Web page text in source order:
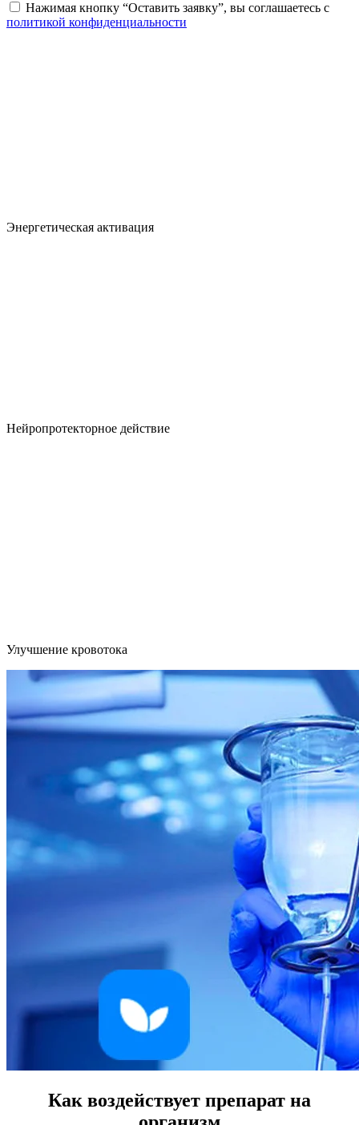
Нажимая кнопку “Оставить заявку”, вы соглашаетесь с
политикой конфиденциальности
Энергетическая активация
Нейропротекторное действие
Улучшение кровотока
Как воздействует препарат на